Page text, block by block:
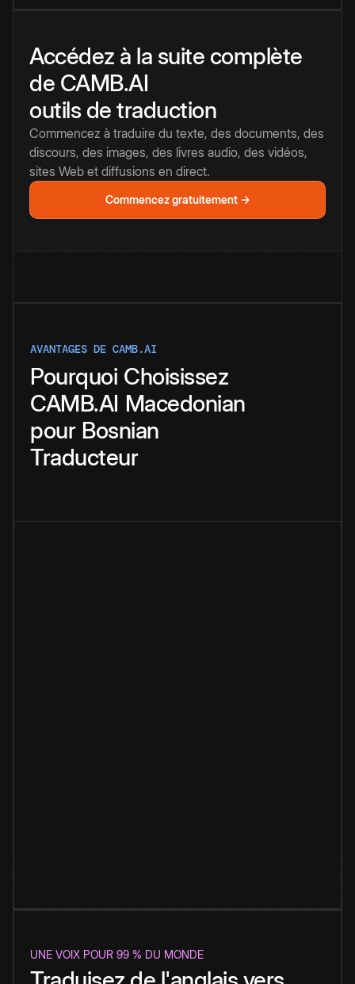
Accédez à la suite complète
de CAMB.AI
outils de traduction
Commencez à traduire du texte, des documents, des
discours, des images, des livres audio, des vidéos,
sites Web et diffusions en direct.
Commencez gratuitement →
AVANTAGES DE CAMB.AI
Pourquoi Choisissez
CAMB.AI Macedonian
pour Bosnian
Traducteur
UNE VOIX POUR 99 % DU MONDE